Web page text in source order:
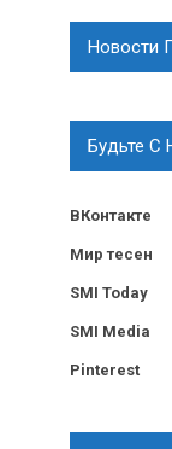
Новости
Будьте С
ВКонтакте
Мир тесен
SMI Today
SMI Media
Pinterest